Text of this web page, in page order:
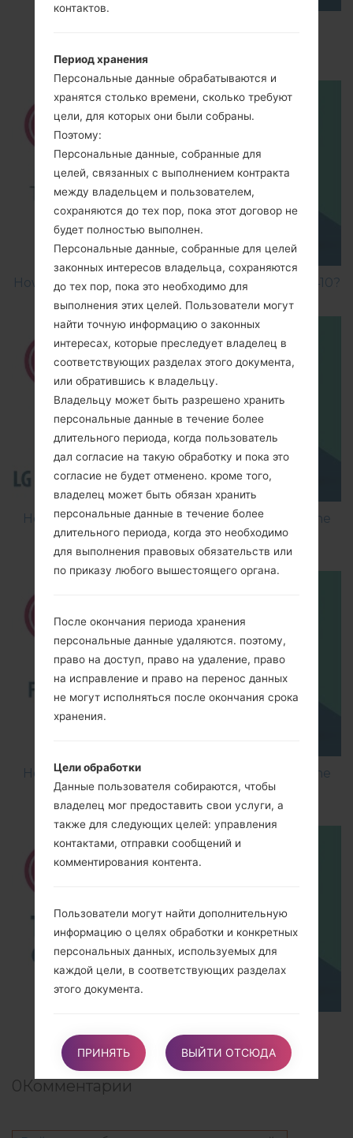
How to Factory Reset through menu on LG GB410?
How to Flash Stock Firmware on LG Smartphone
using LG Flash Tool 2014?
How to Flash Stock Firmware on LG Smartphone
using LG UP?
0Комментарии
контактов.
Период хранения
Персональные данные обрабатываются и
хранятся столько времени, сколько требуют
цели, для которых они были собраны.
Поэтому:
Персональные данные, собранные для
целей, связанных с выполнением контракта
между владельцем и пользователем,
сохраняются до тех пор, пока этот договор не
будет полностью выполнен.
Персональные данные, собранные для целей
законных интересов владельца, сохраняются
до тех пор, пока это необходимо для
выполнения этих целей. Пользователи могут
найти точную информацию о законных
интересах, которые преследует владелец в
соответствующих разделах этого документа,
или обратившись к владельцу.
Владельцу может быть разрешено хранить
персональные данные в течение более
длительного периода, когда пользователь
дал согласие на такую обработку и пока это
согласие не будет отменено. кроме того,
владелец может быть обязан хранить
персональные данные в течение более
длительного периода, когда это необходимо
для выполнения правовых обязательств или
по приказу любого вышестоящего органа.
После окончания периода хранения
персональные данные удаляются. поэтому,
право на доступ, право на удаление, право
на исправление и право на перенос данных
не могут исполняться после окончания срока
хранения.
Цели обработки
Данные пользователя собираются, чтобы
владелец мог предоставить свои услуги, а
также для следующих целей: управления
контактами, отправки сообщений и
комментирования контента.
Пользователи могут найти дополнительную
информацию о целях обработки и конкретных
персональных данных, используемых для
каждой цели, в соответствующих разделах
этого документа.
Подробная информация об обработке
персональных данных
Персональные данные собираются для
следующих целей и для использования таких
Комментирования контента
ПРИНЯТЬ ВЫЙТИ ОТСЮДА